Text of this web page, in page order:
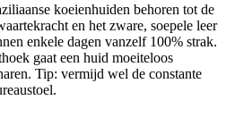
koeienhuiden behoren tot de
en het zware, soepele leer
enkele dagen vanzelf 100% strak.
gaat een huid moeiteloos
Tip: vermijd wel de constante